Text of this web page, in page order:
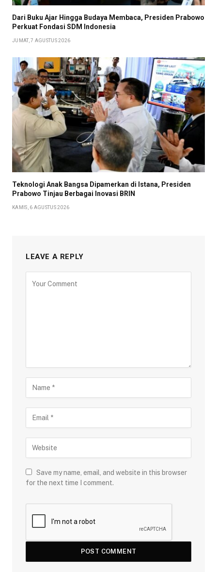
Dari Buku Ajar Hingga Budaya Membaca, Presiden Prabowo
Perkuat Fondasi SDM Indonesia
JUMAT, 7 AGUSTUS 2026
Teknologi Anak Bangsa Dipamerkan di Istana, Presiden
Prabowo Tinjau Berbagai Inovasi BRIN
KAMIS, 6 AGUSTUS 2026
LEAVE A REPLY
Save my name, email, and website in this browser
for the next time I comment.